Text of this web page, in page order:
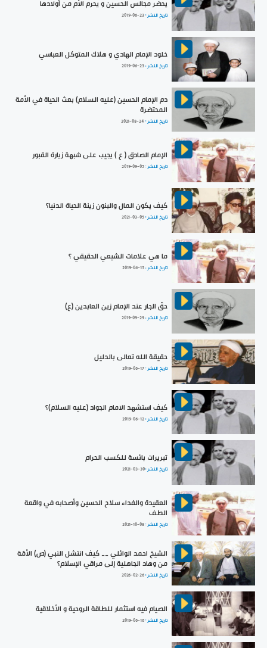
يحضر مجالس الحسين و يحرم الأم من أولادها
تاريخ النشر :2019-06-23
خلود الإمام الهادي و هلاك المتوكل العباسي
تاريخ النشر :2019-06-23
دم الإمام الحسين (عليه السلام) بعث الحياة في الأمة
المحتضرة
تاريخ النشر : 2021-08-24
الإمام الصادق ( ع ) يجيب على شبهة زيارة القبور
تاريخ النشر :2019-09-05
كيف يكون المال والبنون زينة الحياة الدنيا؟
تاريخ النشر :2021-03-05
ما هي علامات الشيعي الحقيقي ؟
تاريخ النشر :2019-06-15
حقّ الجار عند الإمام زين العابدين (ع)
تاريخ النشر :2019-09-29
حقيقة الله تعالى بالدليل
تاريخ النشر :2019-06-17
كيف استشهد الامام الجواد (عليه السلام)؟
تاريخ النشر :2019-06-12
تبريرات بائسة للكسب الحرام
تاريخ النشر :2021-03-30
العقيدة والفداء سلاح الحسين وأصحابه في واقعة
الطف
تاريخ النشر :2021-10-08
الشيخ احمد الوائلي __ كيف انتشل النبي (ص) الأمّة
من وهاد الجاهلية إلى مراقي الإسلام؟
تاريخ النشر :2026-02-26
الصيام فيه استثمار للطاقة الروحية و الأخلاقية
تاريخ النشر :2019-06-16